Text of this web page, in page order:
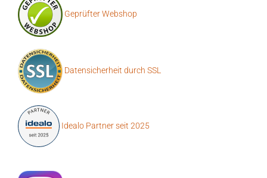
Geprüfter Webshop
Datensicherheit durch SSL
Idealo Partner seit 2025